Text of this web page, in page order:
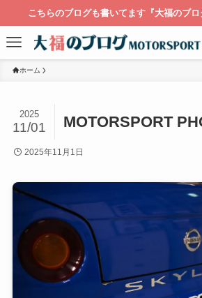
こちらのブログも書いてます『大福のブログ
ホーム
MOTORSPORT
2025
11/01
2025年11月1日